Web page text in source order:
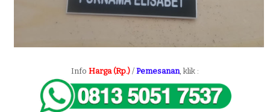
Info Harga (Rp.) / Pemesanan, klik :